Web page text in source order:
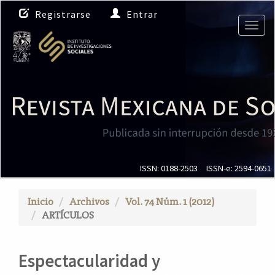
N
a
v
e
g
i
ó
n
c
C
Registrarse Entrar
ISSN: 0188-2503 ISSN-e: 2594-0651
Inicio Archivos
Vol. 74 Núm. 1 (2012)
ARTÍCULOS
Espectacularidad y